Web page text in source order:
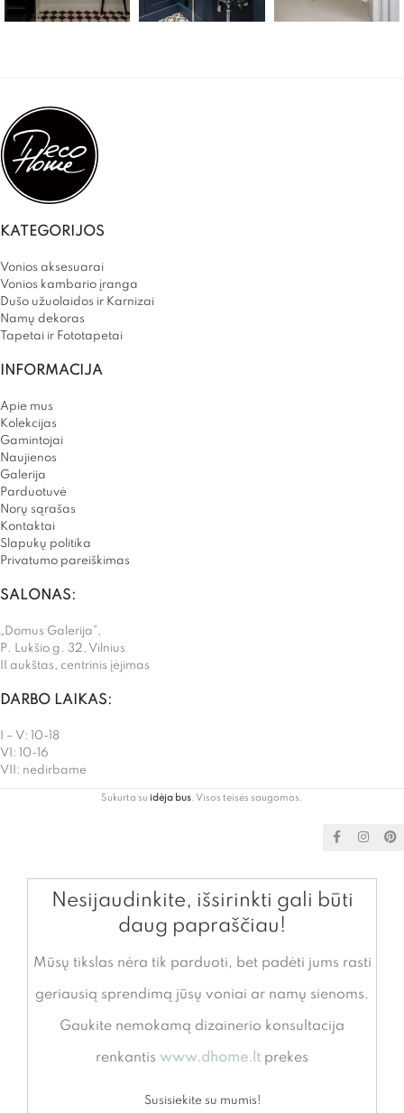
KATEGORIJOS
Vonios aksesuarai
Vonios kambario įranga
Dušo užuolaidos ir Karnizai
Namų dekoras
Tapetai ir Fototapetai
INFORMACIJA
Apie mus
Kolekcijas
Gamintojai
Naujienos
Galerija
Parduotuvė
Norų sąrašas
Kontaktai
Slapukų politika
Privatumo pareiškimas
SALONAS:
„Domus Galerija”,
P. Lukšio g. 32, Vilnius
II aukštas, centrinis įėjimas
DARBO LAIKAS:
I – V: 10-18
VI: 10-16
VII: nedirbame
Sukurta su idėja bus. Visos teisės saugomos.
Nesijaudinkite, išsirinkti gali būti
daug papraščiau!
Mūsų tikslas nėra tik parduoti, bet padėti jums rasti
geriausią sprendimą jūsų voniai ar namų sienoms.
Gaukite nemokamą dizainerio konsultacija
renkantis www.dhome.lt prekes
Susisiekite su mumis!